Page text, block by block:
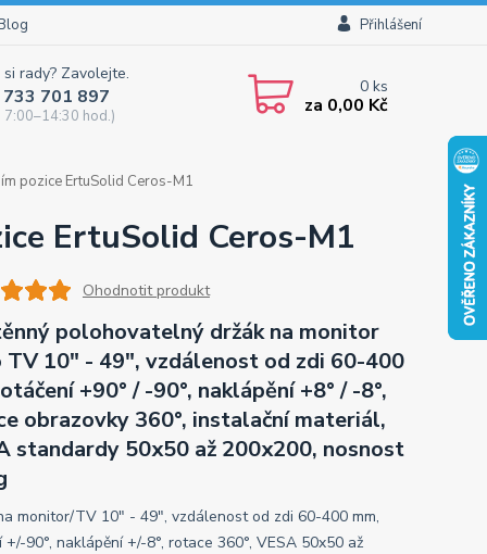
Přihlášení
rady? Zavolejte.
701 897
7:00–14:30 hod.)
0ks
za 0,00 Kč
pozice ErtuSolid Ceros-M1
ErtuSolid Ceros-M1
Ohodnotit produkt
polohovatelný držák na monitor
TV 10" - 49", vzdálenost od zdi 60-400
+90° / -90°, naklápění +8° / -8°,
obrazovky 360°, instalační materiál,
standardy 50x50 až 200x200, nosnost
monitor/TV 10" - 49", vzdálenost od zdi 60-400 mm,
+/-90°, naklápění +/-8°, rotace 360°, VESA 50x50 až